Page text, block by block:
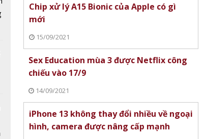
Chip xử lý A15 Bionic của Apple có gì
mới
15/09/2021
Sex Education mùa 3 được Netflix công
chiếu vào 17/9
14/09/2021
iPhone 13 không thay đổi nhiều về ngoại
hình, camera được nâng cấp mạnh